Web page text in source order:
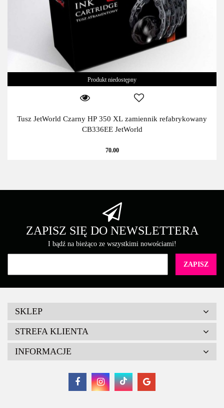
Produkt niedostępny
Tusz JetWorld Czarny HP 350 XL zamiennik refabrykowany
CB336EE JetWorld
70.00
ZAPISZ SIĘ DO NEWSLETTERA
I bądź na bieżąco ze wszystkimi nowościami!
SKLEP
STREFA KLIENTA
INFORMACJE